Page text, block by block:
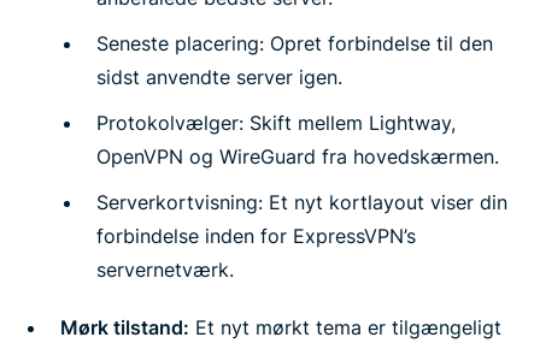
Seneste placering: Opret forbindelse til den
sidst anvendte server igen.
Protokolvælger: Skift mellem Lightway,
OpenVPN og WireGuard fra hovedskærmen.
Serverkortvisning: Et nyt kortlayout viser din
forbindelse inden for ExpressVPN’s
servernetværk.
Mørk tilstand: Et nyt mørkt tema er tilgængeligt